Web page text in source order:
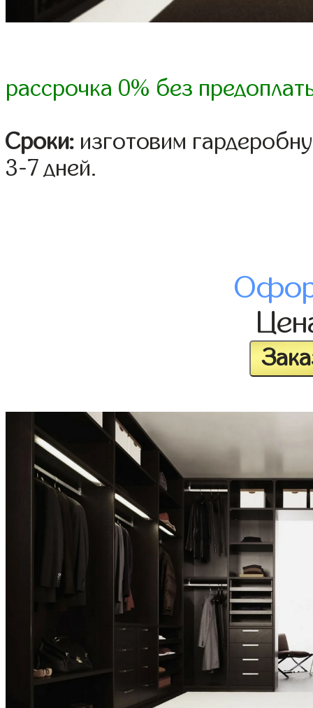
рассрочка 0% без
Сроки: изготовим
3-7 дней.